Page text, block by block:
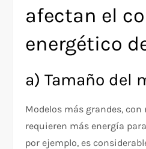
afectan el
energético
a) Tamaño del
Modelos más grandes,
requieren más energía
por ejemplo, es